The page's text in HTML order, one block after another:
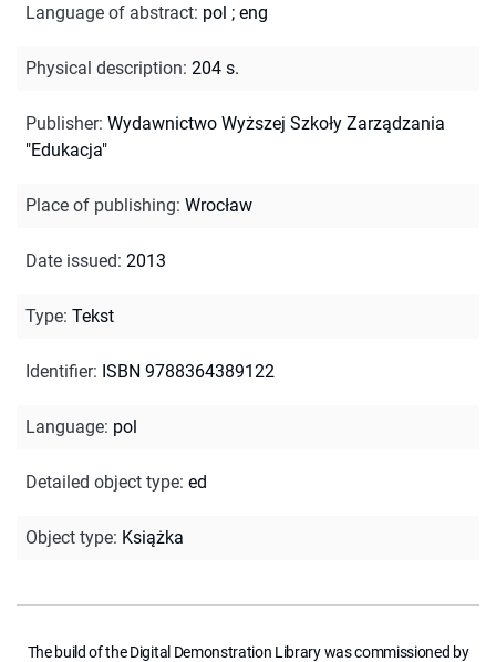
Language of abstract: pol ; eng
Physical description: 204 s.
Publisher: Wydawnictwo Wyższej Szkoły Zarządzania
"Edukacja"
Place of publishing: Wrocław
Date issued: 2013
Type: Tekst
Identifier: ISBN 9788364389122
Language: pol
Detailed object type: ed
Object type: Książka
The build of the Digital Demonstration Library was commissioned by